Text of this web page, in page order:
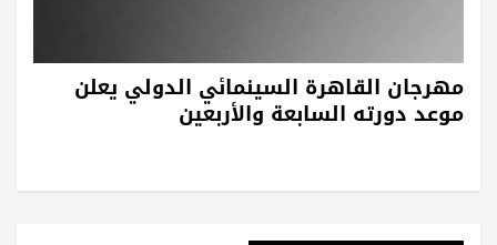
مهرجان القاهرة السينمائي الدولي يعلن
موعد دورته السابعة والأربعين